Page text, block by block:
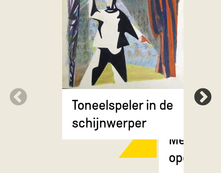
Toneelspeler in de
schijnwerper
Meisje